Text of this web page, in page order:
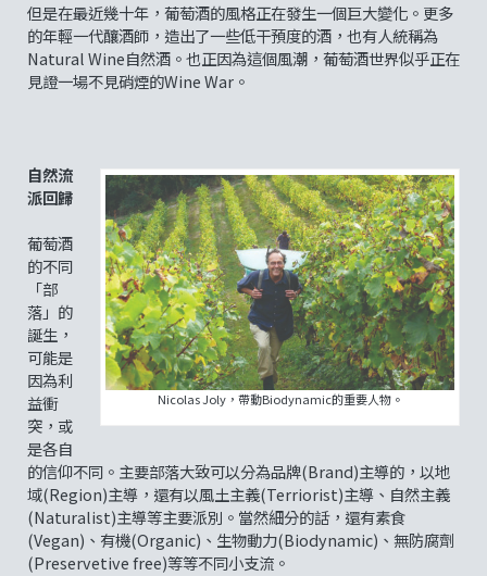
但是在最近幾十年，葡萄酒的風格正在發生一個巨大變化。更多
的年輕一代釀酒師，造出了一些低干預度的酒，也有人統稱為
Natural Wine自然酒。也正因為這個風潮，葡萄酒世界似乎正在
見證一場不見硝煙的Wine War。
Nicolas Joly，帶動Biodynamic的重要人物。
自然流
派回歸
葡萄酒
的不同
「部
落」的
誕生，
可能是
因為利
益衝
突，或
是各自
的信仰不同。主要部落大致可以分為品牌(Brand)主導的，以地
域(Region)主導，還有以風土主義(Terriorist)主導、自然主義
(Naturalist)主導等主要派別。當然細分的話，還有素食
(Vegan)、有機(Organic)、生物動力(Biodynamic)、無防腐劑
(Preservetive free)等等不同小支流。